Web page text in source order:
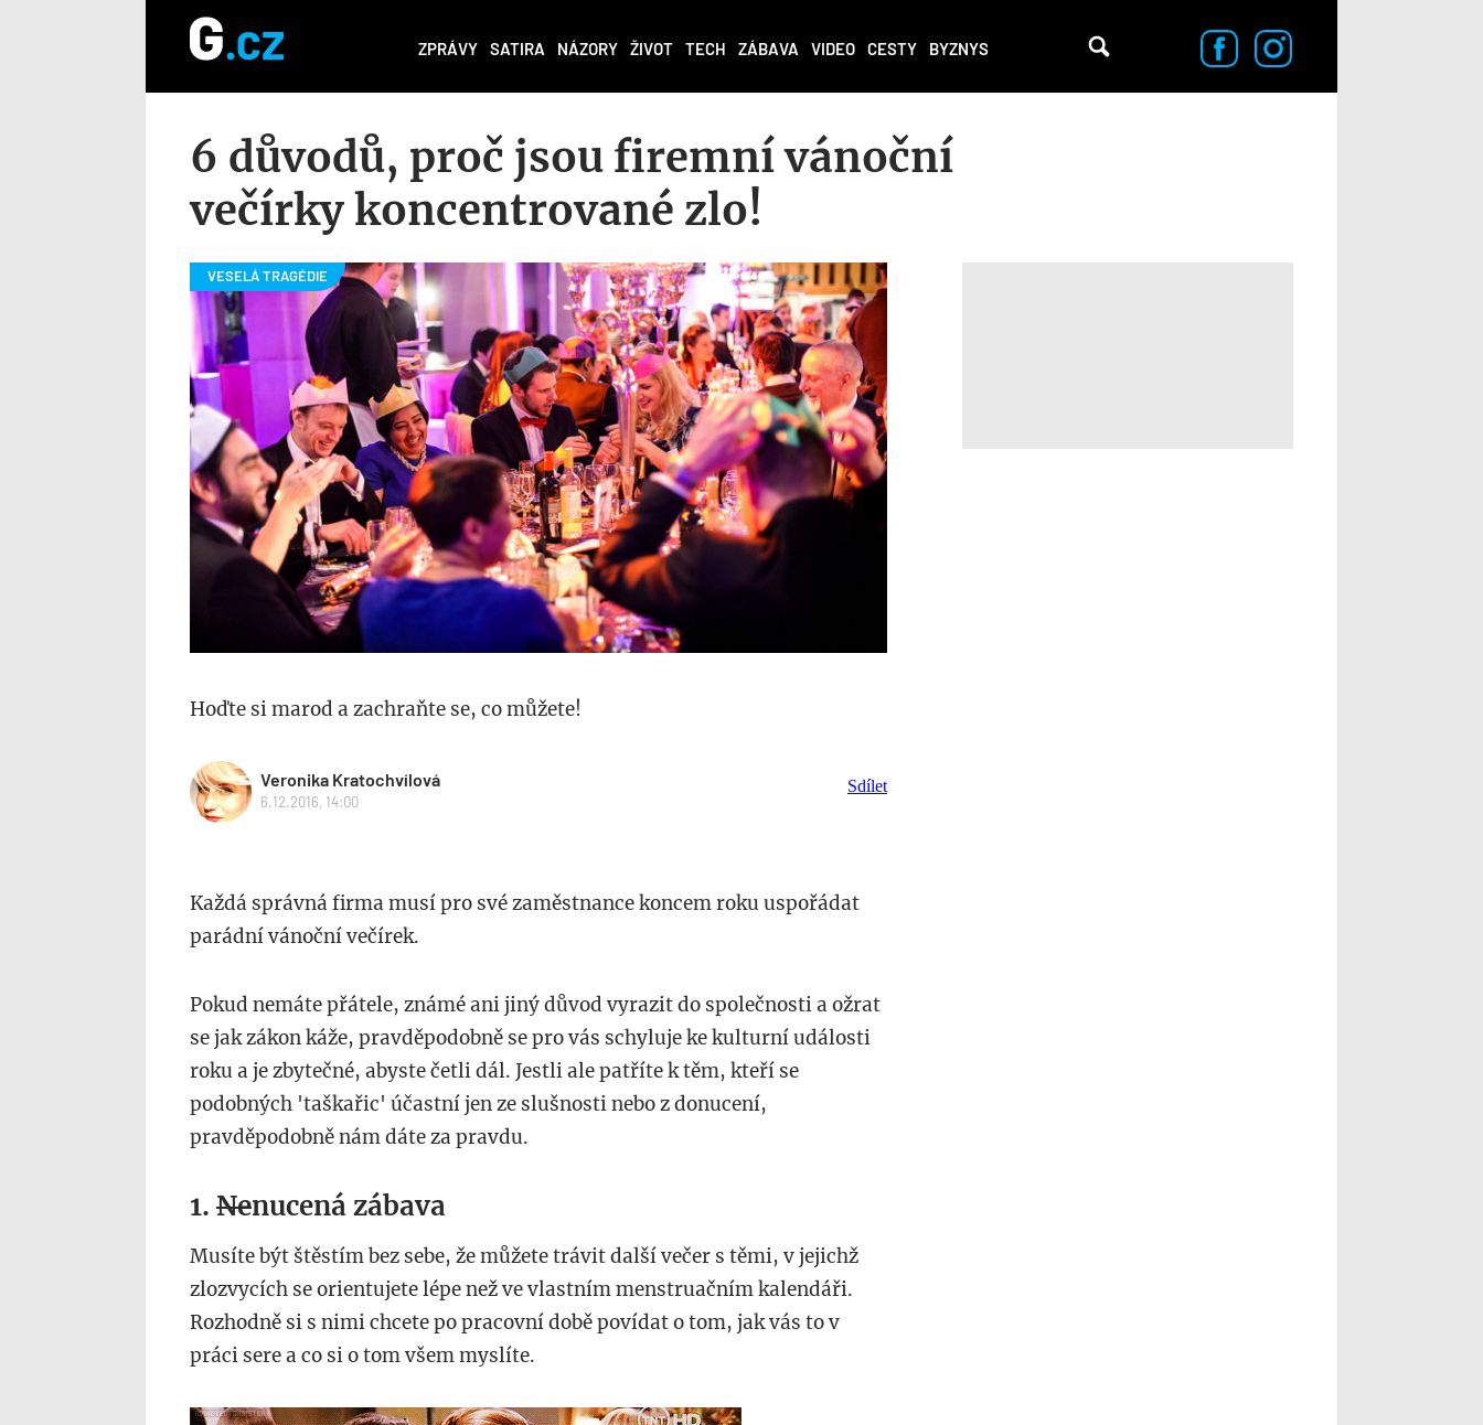
ZPRÁVY SATIRA NÁZORY ŽIVOT TECH ZÁBAVA VIDEO CESTY BYZNYS
6 důvodů, proč jsou firemní vánoční
večírky koncentrované zlo!
Hoďte si marod a zachraňte se, co můžete!
Veronika Kratochvílová
6.12.2016, 14:00
Sdílet
Každá správná firma musí pro své zaměstnance koncem roku uspořádat
parádní vánoční večírek.
Pokud nemáte přátele, známé ani jiný důvod vyrazit do společnosti a ožrat
se jak zákon káže, pravděpodobně se pro vás schyluje ke kulturní události
roku a je zbytečné, abyste četli dál. Jestli ale patříte k těm, kteří se
podobných 'taškařic' účastní jen ze slušnosti nebo z donucení,
pravděpodobně nám dáte za pravdu.
1. Nenucená zábava
Musíte být štěstím bez sebe, že můžete trávit další večer s těmi, v jejichž
zlozvycích se orientujete lépe než ve vlastním menstruačním kalendáři.
Rozhodně si s nimi chcete po pracovní době povídat o tom, jak vás to v
práci sere a co si o tom všem myslíte.